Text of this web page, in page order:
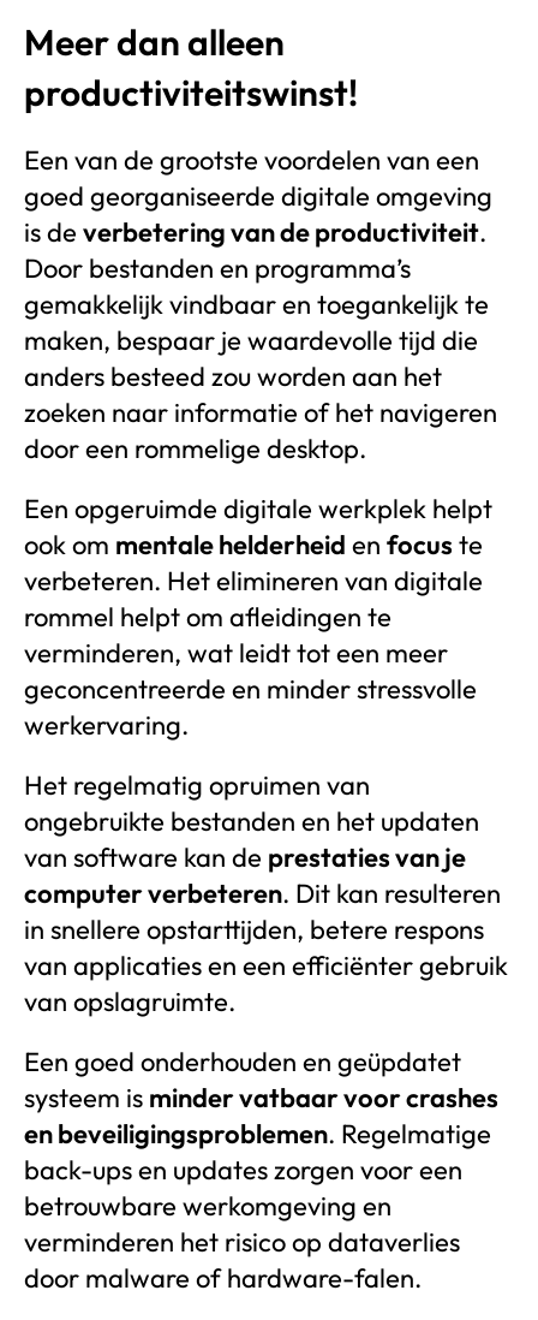
Meer dan alleen
productiviteitswinst!
Een van de grootste voordelen van een
goed georganiseerde digitale omgeving
is de verbetering van de productiviteit.
Door bestanden en programma’s
gemakkelijk vindbaar en toegankelijk te
maken, bespaar je waardevolle tijd die
anders besteed zou worden aan het
zoeken naar informatie of het navigeren
door een rommelige desktop.
Een opgeruimde digitale werkplek helpt
ook om mentale helderheid en focus te
verbeteren. Het elimineren van digitale
rommel helpt om afleidingen te
verminderen, wat leidt tot een meer
geconcentreerde en minder stressvolle
werkervaring.
Het regelmatig opruimen van
ongebruikte bestanden en het updaten
van software kan de prestaties van je
computer verbeteren. Dit kan resulteren
in snellere opstarttijden, betere respons
van applicaties en een efficiënter gebruik
van opslagruimte.
Een goed onderhouden en geüpdatet
systeem is minder vatbaar voor crashes
en beveiligingsproblemen. Regelmatige
back-ups en updates zorgen voor een
betrouwbare werkomgeving en
verminderen het risico op dataverlies
door malware of hardware-falen.